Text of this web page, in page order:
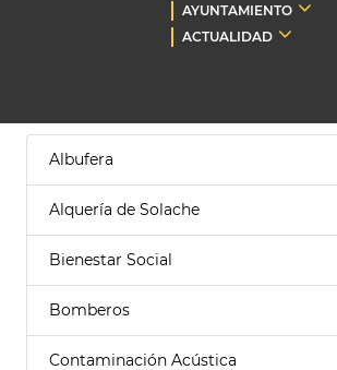
AYUNTAMIENTO
ACTUALIDAD
Albufera
Alquería de Solache
Bienestar Social
Bomberos
Contaminación Acústica